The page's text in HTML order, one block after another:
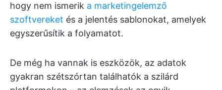
hogy nem ismerik a marketingelemző
szoftvereket és a jelentés sablonokat, amelyek
egyszerűsítik a folyamatot.
De még ha vannak is eszközök, az adatok
gyakran szétszórtan találhatók a szilárd